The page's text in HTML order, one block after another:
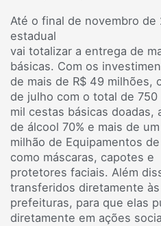
Até o final de novembro de
estadual
vai totalizar a entrega de
básicas. Com os
de mais de R$ 49 milhões,
de julho com o total de 750
mil cestas básicas doadas,
de álcool 70% e mais de um
milhão de Equipamentos
como máscaras, capotes e
protetores faciais. Além
transferidos diretamente às
prefeituras, para que elas
diretamente em ações